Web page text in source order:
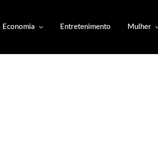
Economia Entretenimento Mulher